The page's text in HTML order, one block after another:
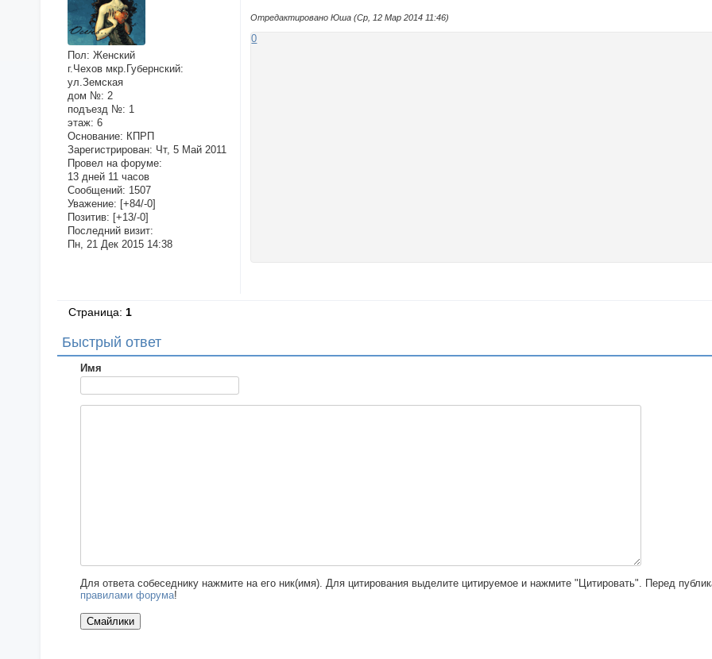
Пол: Женский
г.Чехов мкр.Губернский:
ул.Земская
дом №: 2
подъезд №: 1
этаж: 6
Основание: КПРП
Зарегистрирован: Чт, 5 Май 2011
Провел на форуме:
13 дней 11 часов
Сообщений: 1507
Уважение: [+84/-0]
Позитив: [+13/-0]
Последний визит:
Пн, 21 Дек 2015 14:38
Отредактировано Юша (Ср, 12 Мар 2014 11:46)
0
Страница: 1
Быстрый ответ
Имя
Для ответа собеседнику нажмите на его ник(имя). Для цитирования выделите цитируемое и нажмите "Цитировать". Перед
правилами форума!